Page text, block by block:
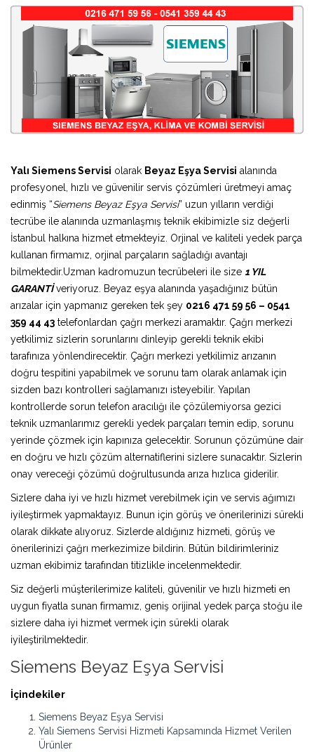
Yalı Siemens Servisi olarak Beyaz Eşya Servisi alanında
profesyonel, hızlı ve güvenilir servis çözümleri üretmeyi amaç
edinmiş “Siemens Beyaz Eşya Servisi” uzun yılların verdiği
tecrübe ile alanında uzmanlaşmış teknik ekibimizle siz değerli
İstanbul halkına hizmet etmekteyiz. Orjinal ve kaliteli yedek parça
kullanan firmamız, orjinal parçaların sağladığı avantajı
bilmektedir.Uzman kadromuzun tecrübeleri ile size 1 YIL
GARANTİveriyoruz. Beyaz eşya alanında yaşadığınız bütün
arızalar için yapmanız gereken tek şey 0216 471 59 56 – 0541
359 44 43 telefonlardan çağrı merkezi aramaktır. Çağrı merkezi
yetkilimiz sizlerin sorunlarını dinleyip gerekli teknik ekibi
tarafınıza yönlendirecektir. Çağrı merkezi yetkilimiz arızanın
doğru tespitini yapabilmek ve sorunu tam olarak anlamak için
sizden bazı kontrolleri sağlamanızı isteyebilir. Yapılan
kontrollerde sorun telefon aracılığı ile çözülemiyorsa gezici
teknik uzmanlarımız gerekli yedek parçaları temin edip, sorunu
yerinde çözmek için kapınıza gelecektir. Sorunun çözümüne dair
en doğru ve hızlı çözüm alternatiflerini sizlere sunacaktır. Sizlerin
onay vereceği çözümü doğrultusunda arıza hızlıca giderilir.
Sizlere daha iyi ve hızlı hizmet verebilmek için ve servis ağımızı
iyileştirmek yapmaktayız. Bunun için görüş ve önerilerinizi sürekli
olarak dikkate alıyoruz. Sizlerde aldığınız hizmeti, görüş ve
önerilerinizi çağrı merkezimize bildirin. Bütün bildirimleriniz
uzman ekibimiz tarafından titizlikle incelenmektedir.
Siz değerli müşterilerimize kaliteli, güvenilir ve hızlı hizmeti en
uygun fiyatla sunan firmamız, geniş orijinal yedek parça stoğu ile
sizlere daha iyi hizmet vermek için sürekli olarak
iyileştirilmektedir.
Siemens Beyaz Eşya Servisi
İçindekiler
Siemens Beyaz Eşya Servisi
Yalı Siemens Servisi Hizmeti Kapsamında Hizmet Verilen
Ürünler